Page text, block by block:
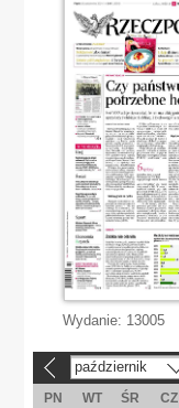
Wydanie: 13005
październik
PN WT ŚR CZ